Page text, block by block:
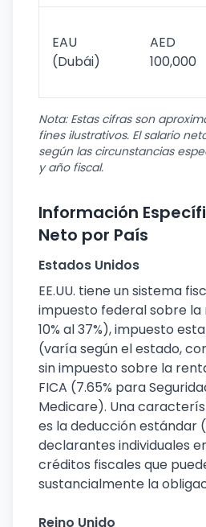
EAU
(Dubái)
AED
100,000
Nota: Estas cifras son
fines ilustrativos. El salario
según las circunstancias
y año fiscal.
Información
Neto por País
Estados Unidos
EE.UU. tiene un sistema
impuesto federal sobre
10% al 37%), impuesto
(varía según el estado,
sin impuesto sobre la
FICA (7.65% para
Medicare). Una
es la deducción estándar
declarantes individuales
créditos fiscales que
sustancialmente la
Reino Unido